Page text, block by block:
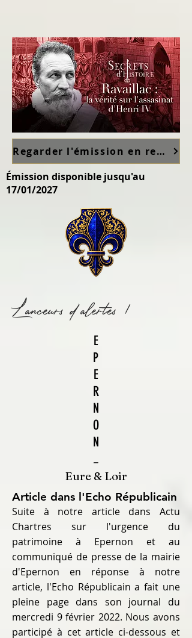
Regarder l'émission en replay sur France TV ici
Émission disponible jusqu'au
17/01/2027
Lanceurs d'alertes !
E
P
E
R
N
O
N
_
Eure & Loir
Article dans l'Echo Républicain
Suite à notre article dans Actu
Chartres sur l'urgence du
patrimoine à Epernon et au
communiqué de presse de la mairie
d'Epernon en réponse à notre
article, l'Echo Républicain a fait une
pleine page dans son journal du
mercredi 9 février 2022. Nous avons
participé à cet article ci-dessous et